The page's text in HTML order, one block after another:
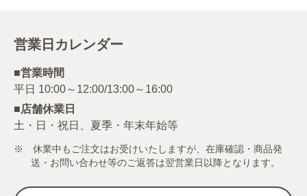
営業日カレンダー
■営業時間
■店舗休業日
土・日・祝日、夏季・年末年始等
※ 休業中もご注文はお受けいたしますが、在庫確認・商品発
送・お問い合わせ等のご返答は翌営業日以降となります。